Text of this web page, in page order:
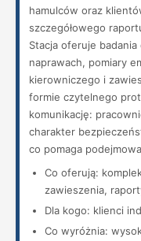
hamulców oraz
szczegółowego
Stacja oferuje
naprawach, pomiary
kierowniczego i
formie czytelnego
komunikację:
charakter
co pomaga
Co oferują:
zawieszenia,
Dla kogo: klienci
Co wyróżnia: